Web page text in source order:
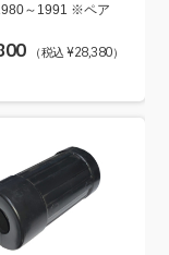
～1991 ※ペア
（税込 ¥28,380）